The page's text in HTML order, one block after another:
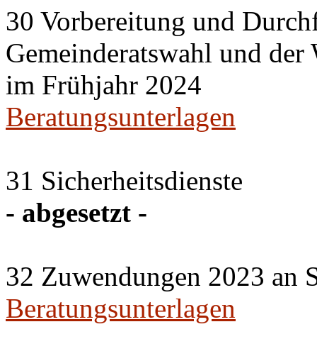
30 Vorbereitung und
Gemeinderatswahl und
im Frühjahr 2024
Beratungsunterlagen
31 Sicherheitsdienste
- abgesetzt -
32 Zuwendungen 2023 an
Beratungsunterlagen